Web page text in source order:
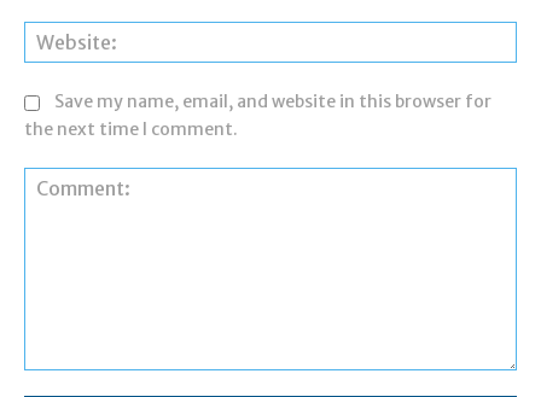
Save my name, email, and website in this browser for
the next time I comment.